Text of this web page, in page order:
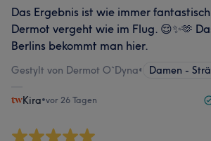
Das Ergebnis ist wie immer
Dermot vergeht wie im Flug. 😌✨🫶
Berlins bekommt man hier.
Gestylt von Dermot O`Dyna• Damen -
Kira•vor 26 Tagen